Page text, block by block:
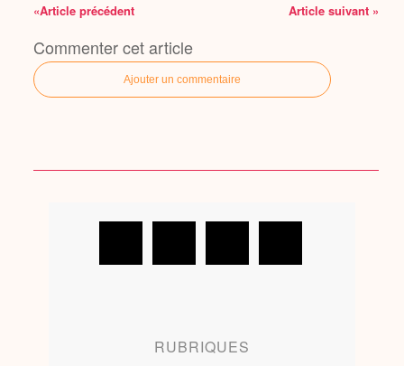
«Article précédent Article suivant »
Commenter cet article
Ajouter un commentaire
RUBRIQUES